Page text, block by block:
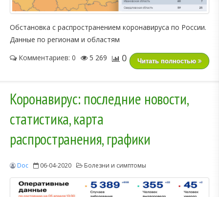
Обстановка с распространением коронавируса по России.
Данные по регионам и областям
Читать полностью
Комментариев: 0 5 269 0
Коронавирус: последние новости,
статистика, карта
распространения, графики
Doc 06-04-2020 Болезни и симптомы